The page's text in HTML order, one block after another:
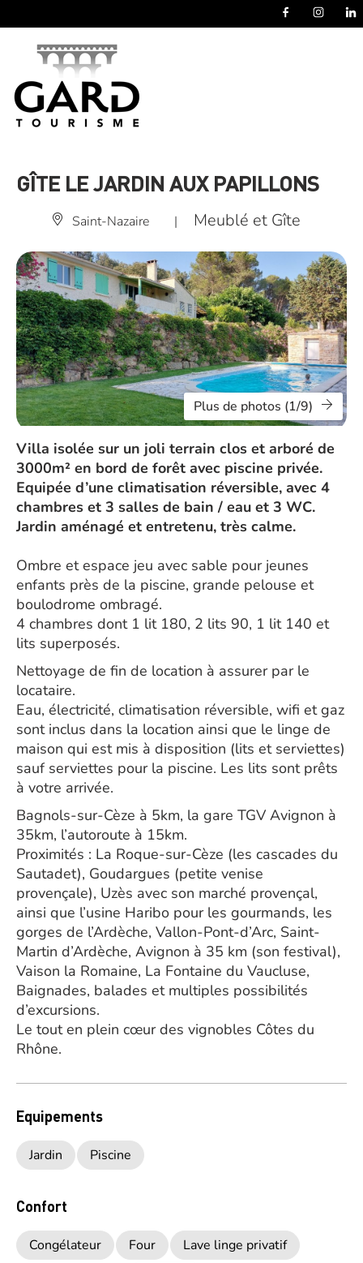
GÎTE LE JARDIN AUX PAPILLONS
Saint-Nazaire | Meublé et Gîte
Plus de photos (1/9)
Villa isolée sur un joli terrain clos et arboré de
3000m² en bord de forêt avec piscine privée.
Equipée d’une climatisation réversible, avec 4
chambres et 3 salles de bain / eau et 3 WC.
Jardin aménagé et entretenu, très calme.
Ombre et espace jeu avec sable pour jeunes
enfants près de la piscine, grande pelouse et
boulodrome ombragé.
4 chambres dont 1 lit 180, 2 lits 90, 1 lit 140 et
lits superposés.
Nettoyage de fin de location à assurer par le
locataire.
Eau, électricité, climatisation réversible, wifi et gaz
sont inclus dans la location ainsi que le linge de
maison qui est mis à disposition (lits et serviettes)
sauf serviettes pour la piscine. Les lits sont prêts
à votre arrivée.
Bagnols-sur-Cèze à 5km, la gare TGV Avignon à
35km, l’autoroute à 15km.
Proximités : La Roque-sur-Cèze (les cascades du
Sautadet), Goudargues (petite venise
provençale), Uzès avec son marché provençal,
ainsi que l’usine Haribo pour les gourmands, les
gorges de l’Ardèche, Vallon-Pont-d’Arc, Saint-
Martin d’Ardèche, Avignon à 35 km (son festival),
Vaison la Romaine, La Fontaine du Vaucluse,
Baignades, balades et multiples possibilités
d’excursions.
Le tout en plein cœur des vignobles Côtes du
Rhône.
Equipements
Jardin Piscine
Confort
Congélateur Four
Lave linge privatif